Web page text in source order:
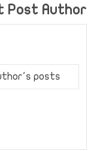
Post Author
posts